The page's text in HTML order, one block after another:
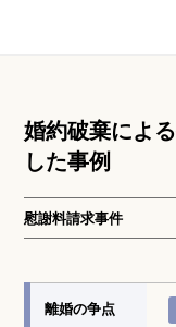
婚約破棄によ
した事例
慰謝料請求事件
離婚の争点